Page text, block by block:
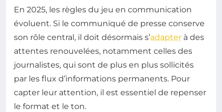
En 2025, les règles du jeu en communication
évoluent. Si le communiqué de presse conserve
son rôle central, il doit désormais s’adapter à des
attentes renouvelées, notamment celles des
journalistes, qui sont de plus en plus sollicités
par les flux d’informations permanents. Pour
capter leur attention, il est essentiel de repenser
le format et le ton.